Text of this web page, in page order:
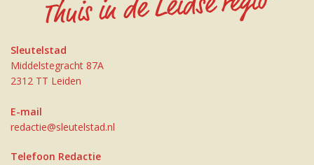
Sleutelstad
Middelstegracht 87A
2312 TT Leiden
E-mail
redactie@sleutelstad.nl
Telefoon Redactie